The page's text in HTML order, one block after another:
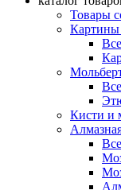
Товары
Кисти и